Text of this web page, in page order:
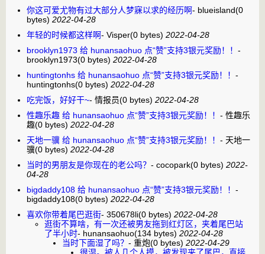
你这可爱尤物有过大部分人梦寐以求的经历啊- blueisland(0
bytes) 2022-04-28
年轻的时候都这样啊- Visper(0 bytes) 2022-04-28
brooklyn1973 给 hunansaohuo 点“赞”支持3银元奖励！！ -
brooklyn1973(0 bytes) 2022-04-28
huntingtonhs 给 hunansaohuo 点“赞”支持3银元奖励！！ -
huntingtonhs(0 bytes) 2022-04-28
吃完饭，好好干~- 情报员(0 bytes) 2022-04-28
性趣乐趣 给 hunansaohuo 点“赞”支持3银元奖励！！ - 性趣乐
趣(0 bytes) 2022-04-28
天地一骥 给 hunansaohuo 点“赞”支持3银元奖励！！ - 天地一
骥(0 bytes) 2022-04-28
当时的男朋友是你现在的老公吗？ - cocopark(0 bytes) 2022-
04-28
bigdaddy108 给 hunansaohuo 点“赞”支持3银元奖励！！ -
bigdaddy108(0 bytes) 2022-04-28
喜欢你带着尾巴逛街- 350678li(0 bytes) 2022-04-28
逛街不算啥，有一次还被男友拖到红灯区，夹着尾巴站
了半小时- hunansaohuo(134 bytes) 2022-04-28
当时下面湿了吗？ - 重炮(0 bytes) 2022-04-29
很湿。被人几个人摸，被发现夹了尾巴，直接